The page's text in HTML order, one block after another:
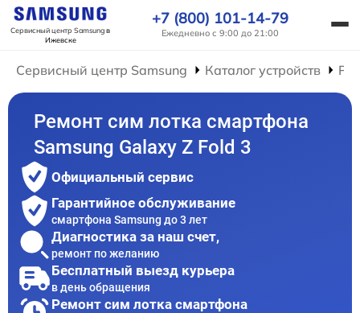
Сервисный центр Samsungв
Ижевске
+7 (800) 101-14-79
Ежедневно с 9:00 до 21:00
Сервисный центр Samsung Каталог устройств
Ремонт сим лотка смартфона
Samsung Galaxy Z Fold 3
Официальный сервис
Гарантийное обслуживание
смартфона Samsung до 3 лет
Диагностика за наш счет,
ремонт по желанию
Бесплатный выезд курьера
в день обращения
Ремонт сим лотка смартфона